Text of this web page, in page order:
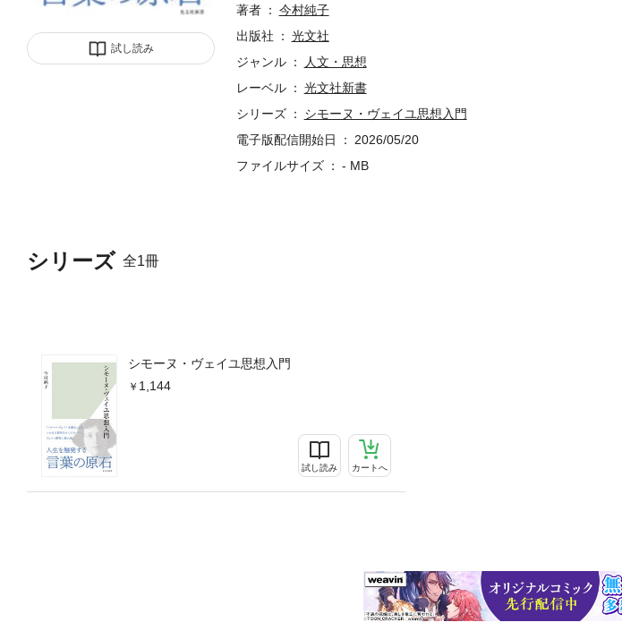
試し読み
シリーズ 全1冊
シモーヌ・ヴェイユ思想入門
1,144
試し読み カートへ
著者
今村純子
出版社
光文社
ジャンル
人文・思想
レーベル
光文社新書
シリーズ
シモーヌ・ヴェイユ思想入門
電子版配信開始日
2026/05/20
ファイルサイズ
- MB